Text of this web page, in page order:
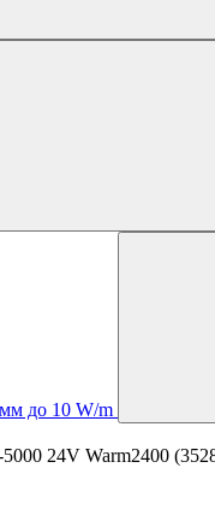
до 10 W/m
5000 24V Warm2400